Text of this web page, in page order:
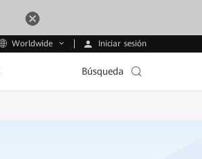
Worldwide Iniciar sesión
Búsqueda